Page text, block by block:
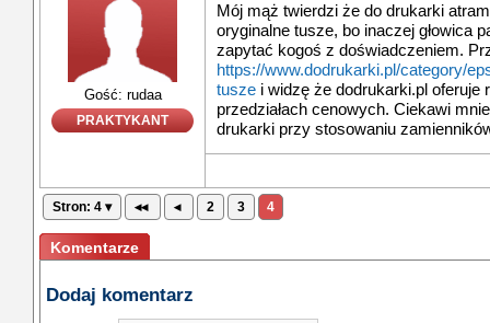
Gość: rudaa
PRAKTYKANT
Mój mąż twierdzi że do drukarki
oryginalne tusze, bo inaczej głowica
zapytać kogoś z doświadczeniem.
https://www.dodrukarki.pl/category/
tusze i widzę że dodrukarki.pl oferuje
przedziałach cenowych. Ciekawi
drukarki przy stosowaniu
Stron: 4 ▾ ◂◂ ◂ 2 3 4
Komentarze
Dodaj komentarz